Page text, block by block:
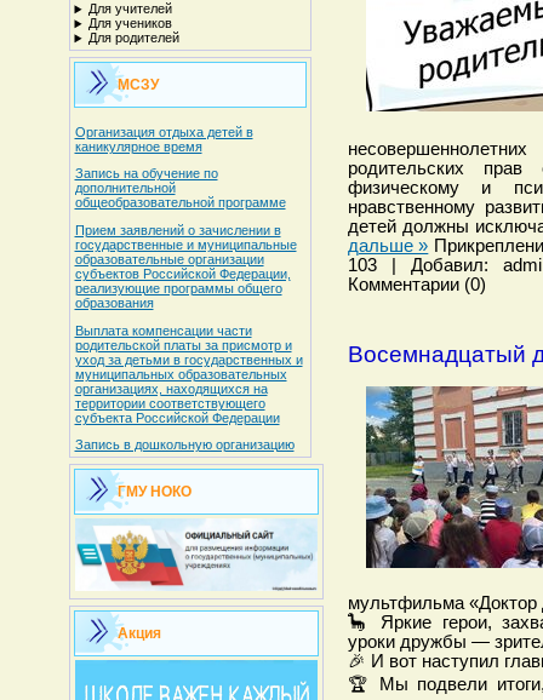
Для учителей
Для учеников
Для родителей
МСЗУ
Организация отдыха детей в
каникулярное время
Запись на обучение по
дополнительной
общеобразовательной программе
Прием заявлений о зачислении в
государственные и муниципальные
образовательные организации
субъектов Российской Федерации,
реализующие программы общего
образования
Выплата компенсации части
родительской платы за присмотр и
уход за детьми в государственных и
муниципальных образовательных
организациях, находящихся на
территории соответствующего
субъекта Российской Федерации
Запись в дошкольную организацию
ГМУ НОКО
Акция
родительских
физическому и
нравственному
детей должны
дальше »
103 | Добавил:
Комментарии (0)
Восемнадцатый
мультфильма «Доктор
🦕 Яркие герои,
уроки дружбы —
🎉 И вот наступил
🏆 Мы подвели